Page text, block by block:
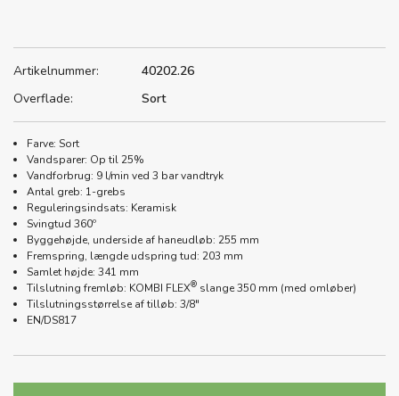
Artikelnummer:
40202.26
Overflade:
Sort
Farve: Sort
Vandsparer: Op til 25%
Vandforbrug: 9 l/min ved 3 bar vandtryk
Antal greb: 1-grebs
Reguleringsindsats: Keramisk
Svingtud 360º
Byggehøjde, underside af haneudløb: 255 mm
Fremspring, længde udspring tud: 203 mm
Samlet højde: 341 mm
Tilslutning fremløb: KOMBI FLEX® slange 350 mm (med omløber)
Tilslutningsstørrelse af tilløb: 3/8"
EN/DS817